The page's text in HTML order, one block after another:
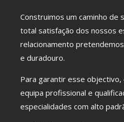
Construimos um caminho de
total satisfação dos nossos
relacionamento
e duradouro.
Para garantir esse objectivo,
equipa profissional e
especialidades com alto